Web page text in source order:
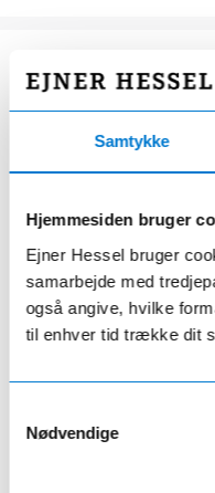
Samtykke
Hjemmesiden bruger
Ejner Hessel bruger
samarbejde med
også angive, hvilke
til enhver tid trække dit
Nødvendige
15% rabat på
12 gratis bilvaske
18 øre rabat pr.